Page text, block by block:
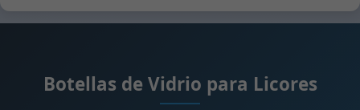
Botellas de Vidrio para Licores